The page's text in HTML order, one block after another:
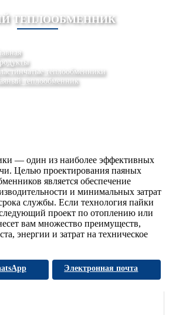
ТЕПЛООБМЕННИК
теплообменники
теплообменник
— один из наиболее эффективных
Целью проектирования паяных
является обеспечение
и минимальных затрат
службы. Если технология пайки
проект по отоплению или
вам множество преимуществ,
энергии и затрат на техническое
Электронная почта